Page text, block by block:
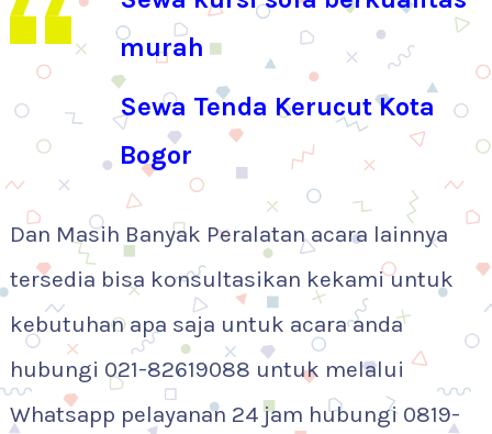
murah
Sewa Tenda Kerucut Kota
Bogor
Dan Masih Banyak Peralatan acara lainnya
tersedia bisa konsultasikan kekami untuk
kebutuhan apa saja untuk acara anda
hubungi 021-82619088 untuk melalui
Whatsapp pelayanan 24 jam hubungi 0819-